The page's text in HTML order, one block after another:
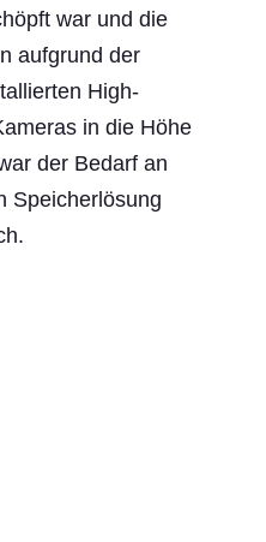
war und die
aufgrund der
High-
in die Höhe
der Bedarf an
Speicherlösung